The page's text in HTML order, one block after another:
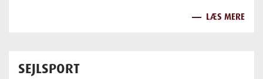
LÆS MERE
SEJLSPORT